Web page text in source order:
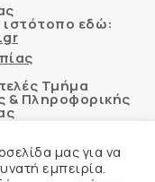
ιστότοπο εδώ:
Τμήμα
& Πληροφορικής
μας για να
εμπειρία.